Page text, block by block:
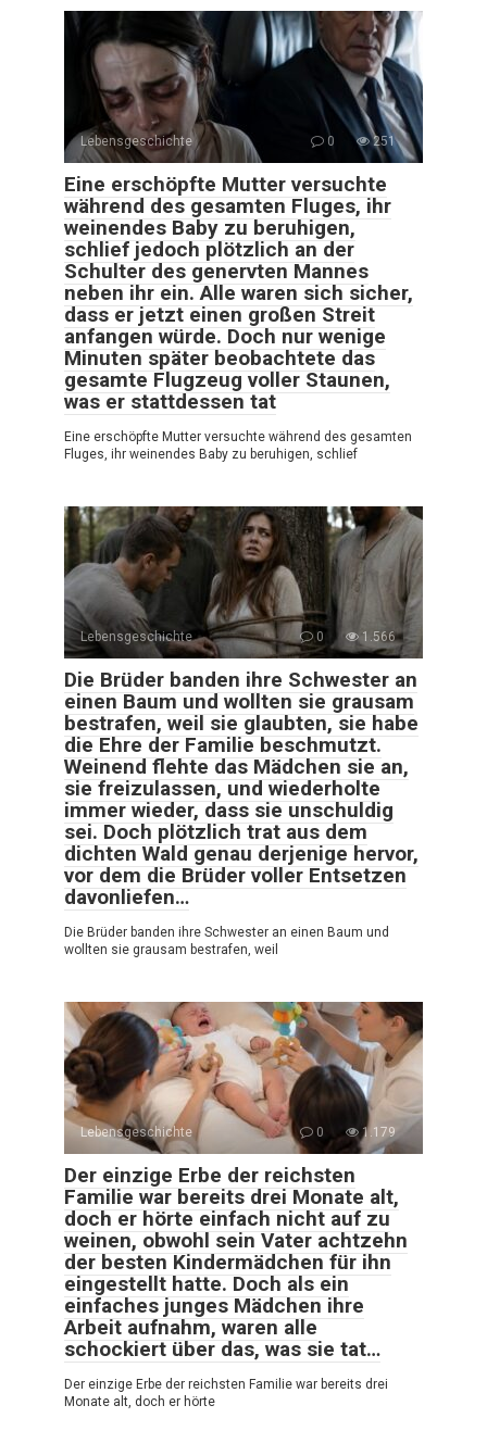
Lebensgeschichte 0 251
Eine erschöpfte Mutter versuchte
während des gesamten Fluges, ihr
weinendes Baby zu beruhigen,
schlief jedoch plötzlich an der
Schulter des genervten Mannes
neben ihr ein. Alle waren sich sicher,
dass er jetzt einen großen Streit
anfangen würde. Doch nur wenige
Minuten später beobachtete das
gesamte Flugzeug voller Staunen,
was er stattdessen tat
Eine erschöpfte Mutter versuchte während des gesamten
Fluges, ihr weinendes Baby zu beruhigen, schlief
Lebensgeschichte 0 1.566
Die Brüder banden ihre Schwester an
einen Baum und wollten sie grausam
bestrafen, weil sie glaubten, sie habe
die Ehre der Familie beschmutzt.
Weinend flehte das Mädchen sie an,
sie freizulassen, und wiederholte
immer wieder, dass sie unschuldig
sei. Doch plötzlich trat aus dem
dichten Wald genau derjenige hervor,
vor dem die Brüder voller Entsetzen
davonliefen…
Die Brüder banden ihre Schwester an einen Baum und
wollten sie grausam bestrafen, weil
Lebensgeschichte 0 1.179
Der einzige Erbe der reichsten
Familie war bereits drei Monate alt,
doch er hörte einfach nicht auf zu
weinen, obwohl sein Vater achtzehn
der besten Kindermädchen für ihn
eingestellt hatte. Doch als ein
einfaches junges Mädchen ihre
Arbeit aufnahm, waren alle
schockiert über das, was sie tat…
Der einzige Erbe der reichsten Familie war bereits drei
Monate alt, doch er hörte